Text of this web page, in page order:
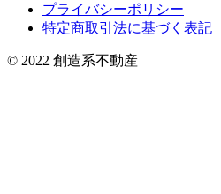
プライバシーポリシー
特定商取引法に基づく表記
© 2022 創造系不動産